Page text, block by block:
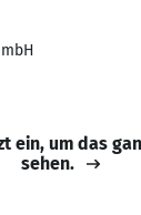
ein, um das
sehen.